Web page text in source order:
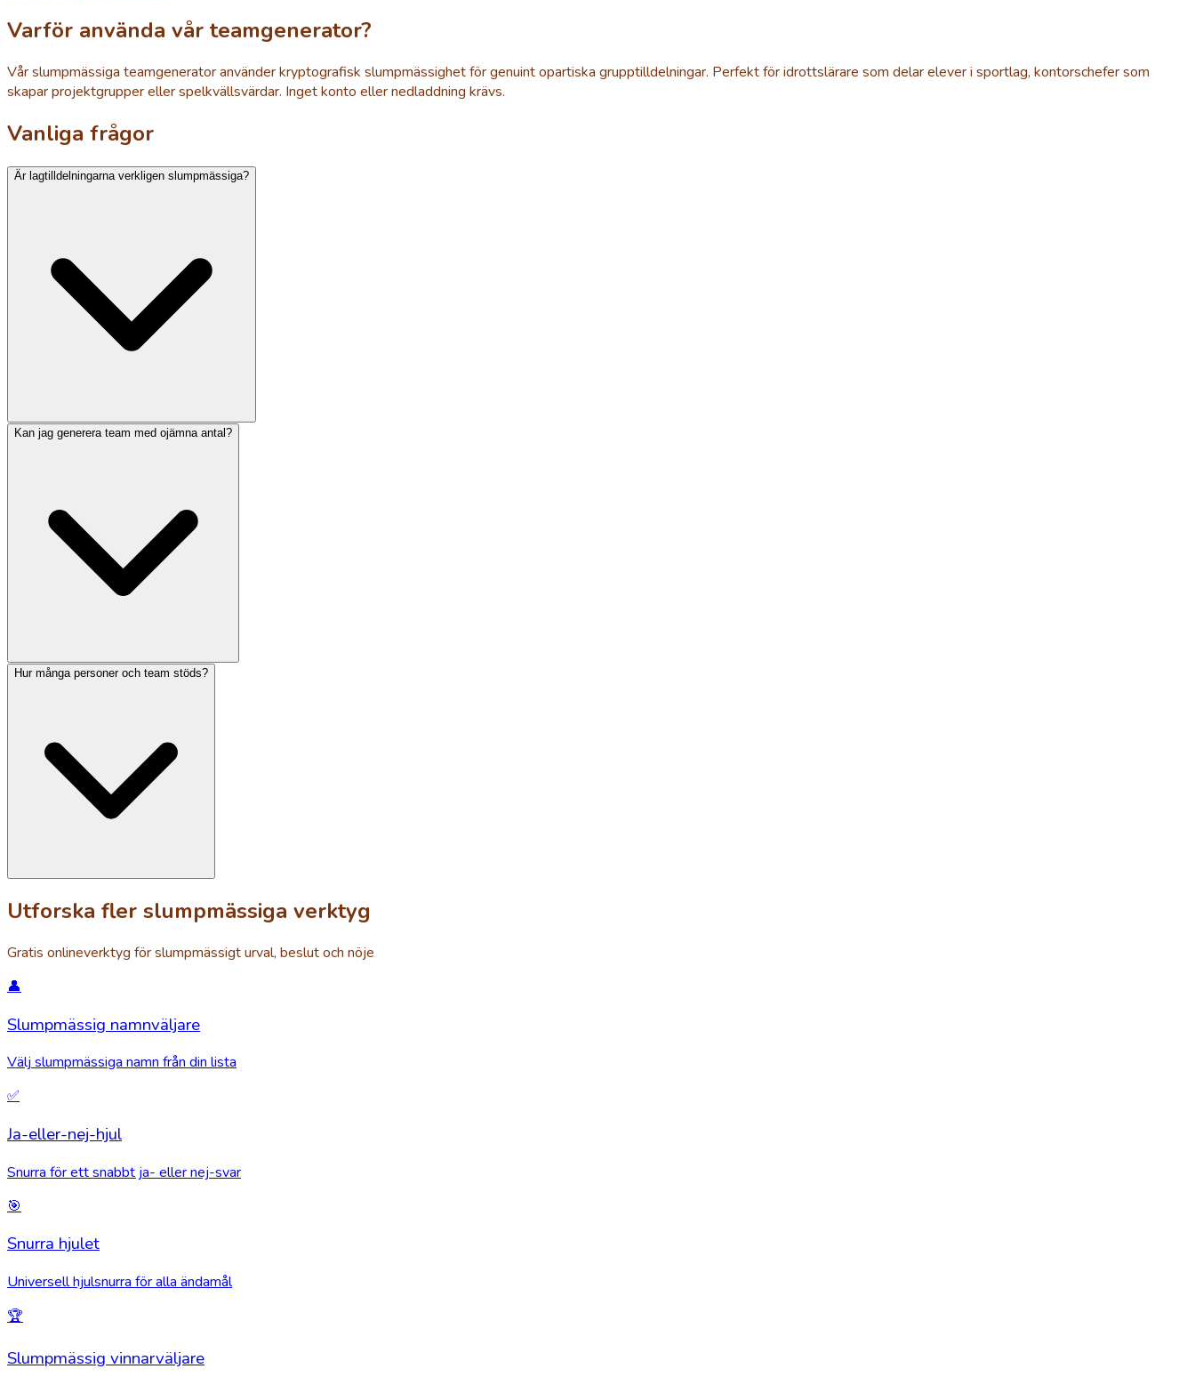
Varför använda vår teamgenerator?
Vår slumpmässiga teamgenerator använder kryptografisk slumpmässighet för genuint opartiska grupptilldelningar. Perfekt för idrottslärare som delar elever i sportlag, kontorschefer som
skapar projektgrupper eller spelkvällsvärdar. Inget konto eller nedladdning krävs.
Vanliga frågor
Är lagtilldelningarna verkligen slumpmässiga?
Kan jag generera team med ojämna antal?
Hur många personer och team stöds?
Utforska fler slumpmässiga verktyg
Gratis onlineverktyg för slumpmässigt urval, beslut och nöje
👤
Slumpmässig namnväljare
Välj slumpmässiga namn från din lista
✅
Ja-eller-nej-hjul
Snurra för ett snabbt ja- eller nej-svar
🎯
Snurra hjulet
Universell hjulsnurra för alla ändamål
🏆
Slumpmässig vinnarväljare